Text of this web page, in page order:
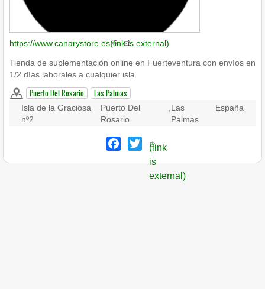
https://www.canarystore.es(link is external)
Tienda de suplementación online en Fuerteventura con envíos en
1/2 días laborales a cualquier isla.
Puerto Del Rosario Las Palmas
Isla de la Graciosa
nº2
Puerto Del
Rosario
Las
Palmas
España
Facebook
Twitter
(link
is
external)